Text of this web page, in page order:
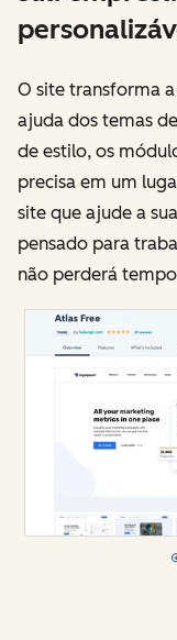
O site transforma
ajuda dos temas
de estilo, os
precisa em um
site que ajude a
pensado para
não perderá